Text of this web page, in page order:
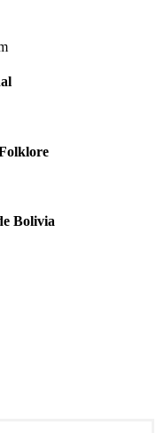
Bolivia